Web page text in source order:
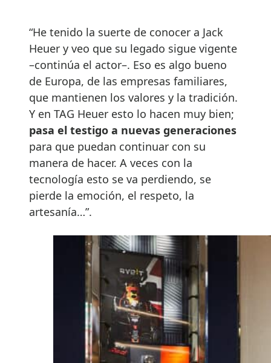
“He tenido la suerte de conocer a Jack
Heuer y veo que su legado sigue vigente
–continúa el actor–. Eso es algo bueno
de Europa, de las empresas familiares,
que mantienen los valores y la tradición.
Y en TAG Heuer esto lo hacen muy bien;
pasa el testigo a nuevas generaciones
para que puedan continuar con su
manera de hacer. A veces con la
tecnología esto se va perdiendo, se
pierde la emoción, el respeto, la
artesanía…”.